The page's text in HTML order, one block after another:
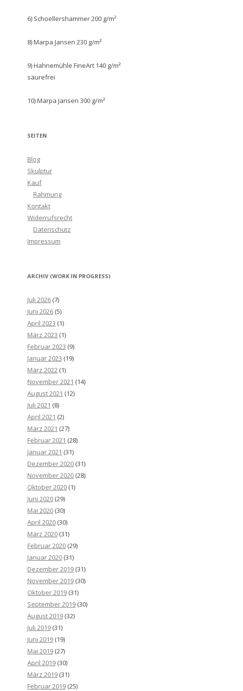
6) Schoellershammer 200 g/m²
8) Marpa Jansen 230 g/m²
9) Hahnemühle FineArt 140 g/m²
säurefrei
10) Marpa Jansen 300 g/m²
SEITEN
Blog
Skulptur
Kauf
Rahmung
Kontakt
Widerrufsrecht
Datenschutz
Impressum
ARCHIV (WORK IN PROGRESS)
Juli 2026 (7)
Juni 2026 (5)
April 2023 (1)
März 2023 (1)
Februar 2023 (9)
Januar 2023 (19)
März 2022 (1)
November 2021 (14)
August 2021 (12)
Juli 2021 (8)
April 2021 (2)
März 2021 (27)
Februar 2021 (28)
Januar 2021 (31)
Dezember 2020 (31)
November 2020 (28)
Oktober 2020 (1)
Juni 2020 (29)
Mai 2020 (30)
April 2020 (30)
März 2020 (31)
Februar 2020 (29)
Januar 2020 (31)
Dezember 2019 (31)
November 2019 (30)
Oktober 2019 (31)
September 2019 (30)
August 2019 (32)
Juli 2019 (31)
Juni 2019 (19)
Mai 2019 (27)
April 2019 (30)
März 2019 (31)
Februar 2019 (25)